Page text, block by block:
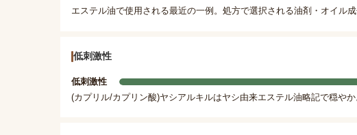
エステル油で使用される最近の一例。処方で選択される油剤・オイル
低刺激性
低刺激性
(カプリル/カプリン酸)ヤシアルキルはヤシ由来エステル油略記で穏や